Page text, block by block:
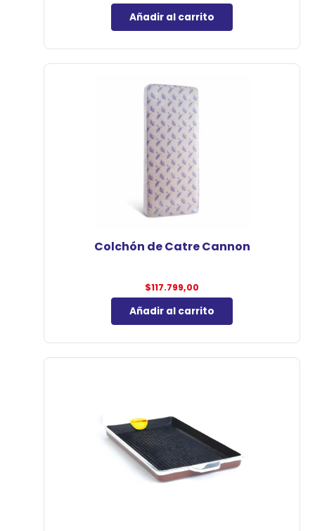
Añadir al carrito
Colchón de Catre Cannon
$117.799,00
Añadir al carrito